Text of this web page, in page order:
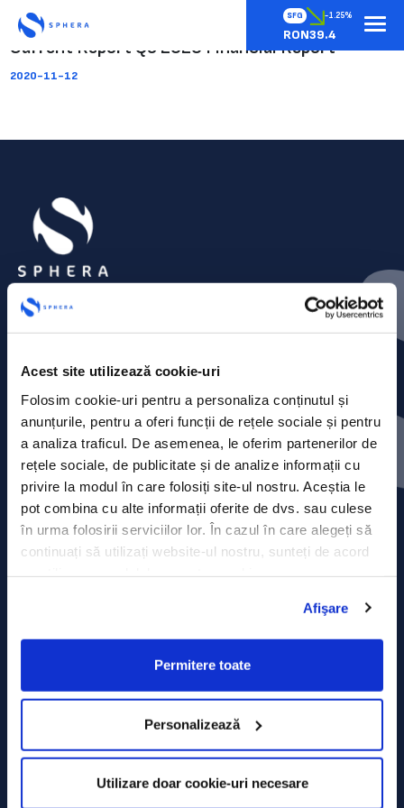
Acest site utilizează cookie-uri
Folosim cookie-uri pentru a personaliza conținutul și
anunțurile, pentru a oferi funcții de rețele sociale și pentru
a analiza traficul. De asemenea, le oferim partenerilor de
rețele sociale, de publicitate și de analize informații cu
privire la modul în care folosiți site-ul nostru. Aceștia le
pot combina cu alte informații oferite de dvs. sau culese
în urma folosirii serviciilor lor. În cazul în care alegeți să
continuați să utilizați website-ul nostru, sunteți de acord
Afişare
Permitere toate
Personalizează
Utilizare doar cookie-uri necesare
SFG -1.25%
RON39.4
Current Report Q3 2020 Financial Report
2020-11-12
Press releases
Privacy Policy
Contact
Data Processing policy
Cookie policy